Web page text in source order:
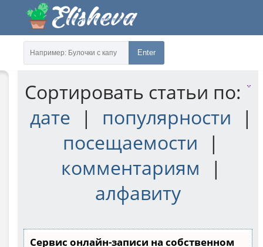
Enter
Сортировать статьи по:
дате
| популярности
|
посещаемости
|
комментариям
|
алфавиту
Сервис онлайн-записи на собственном